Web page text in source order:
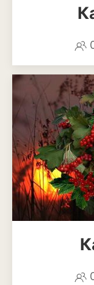
Розмарин
Рукола или индау
Тимьян или чабрец
Укроп
Шалфей или